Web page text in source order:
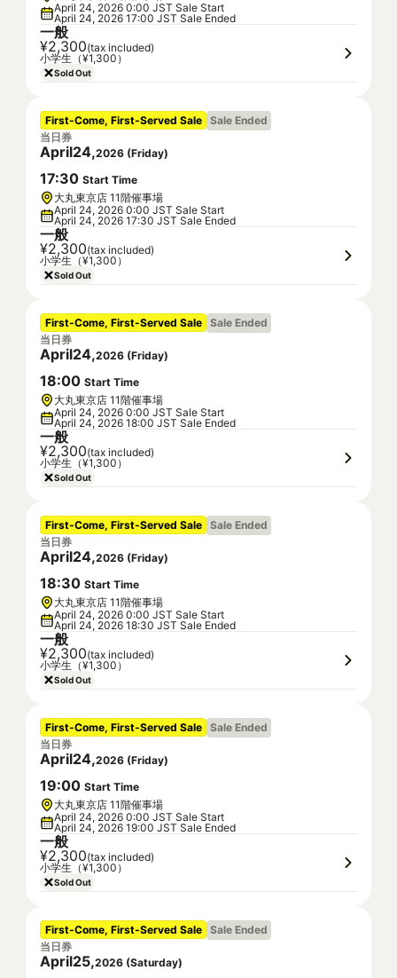
April 24, 2026 0:00 JST Sale Start
April 24, 2026 17:00 JST Sale Ended
一般
¥2,300(tax included)
小学生（¥1,300）
Sold Out
First-Come, First-Served Sale Sale Ended
当日券
April24,2026 (Friday)
17:30 Start Time
大丸東京店 11階催事場
April 24, 2026 0:00 JST Sale Start
April 24, 2026 17:30 JST Sale Ended
一般
¥2,300(tax included)
小学生（¥1,300）
Sold Out
First-Come, First-Served Sale Sale Ended
当日券
April24,2026 (Friday)
18:00 Start Time
大丸東京店 11階催事場
April 24, 2026 0:00 JST Sale Start
April 24, 2026 18:00 JST Sale Ended
一般
¥2,300(tax included)
小学生（¥1,300）
Sold Out
First-Come, First-Served Sale Sale Ended
当日券
April24,2026 (Friday)
18:30 Start Time
大丸東京店 11階催事場
April 24, 2026 0:00 JST Sale Start
April 24, 2026 18:30 JST Sale Ended
一般
¥2,300(tax included)
小学生（¥1,300）
Sold Out
First-Come, First-Served Sale Sale Ended
当日券
April24,2026 (Friday)
19:00 Start Time
大丸東京店 11階催事場
April 24, 2026 0:00 JST Sale Start
April 24, 2026 19:00 JST Sale Ended
一般
¥2,300(tax included)
小学生（¥1,300）
Sold Out
First-Come, First-Served Sale Sale Ended
当日券
April25,2026 (Saturday)